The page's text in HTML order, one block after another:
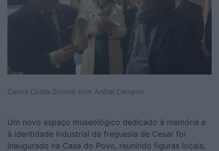
Carlos Costa Gomes com Aníbal Campos
Um novo espaço museológico dedicado à memória e
à identidade industrial da freguesia de Cesar foi
inaugurado na Casa do Povo, reunindo figuras locais,